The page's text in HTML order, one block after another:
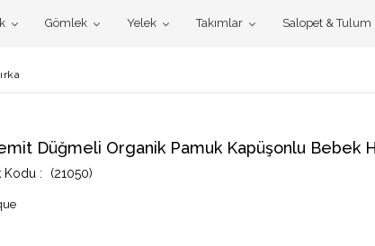
Gömlek Yelek Takımlar Salopet & Tulum
Düğmeli Organik Pamuk Kapüşonlu Bebek
(21050)